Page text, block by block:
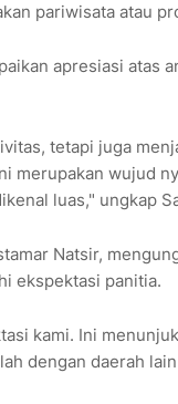
pariwisata atau
apresiasi atas
tetapi juga
merupakan wujud
luas," ungkap
Natsir,
ekspektasi panitia.
kami. Ini
dengan daerah